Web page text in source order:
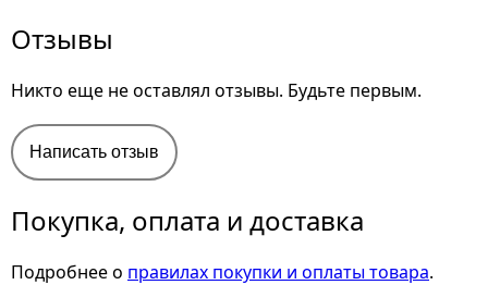
Отзывы
Никто еще не оставлял отзывы. Будьте первым.
Написать отзыв
Покупка, оплата и доставка
Подробнее о правилах покупки и оплаты товара.